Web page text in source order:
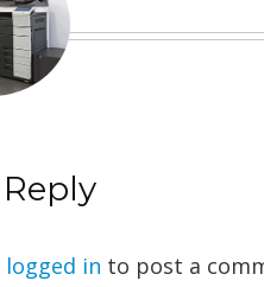
logged in to post a